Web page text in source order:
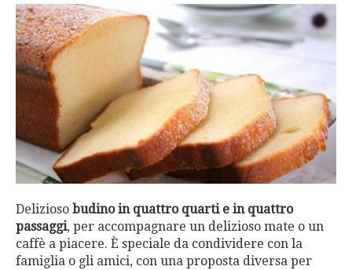
Delizioso budino in quattro quarti e in quattro
passaggi, per accompagnare un delizioso mate o un
caffè a piacere. È speciale da condividere con la
famiglia o gli amici, con una proposta diversa per